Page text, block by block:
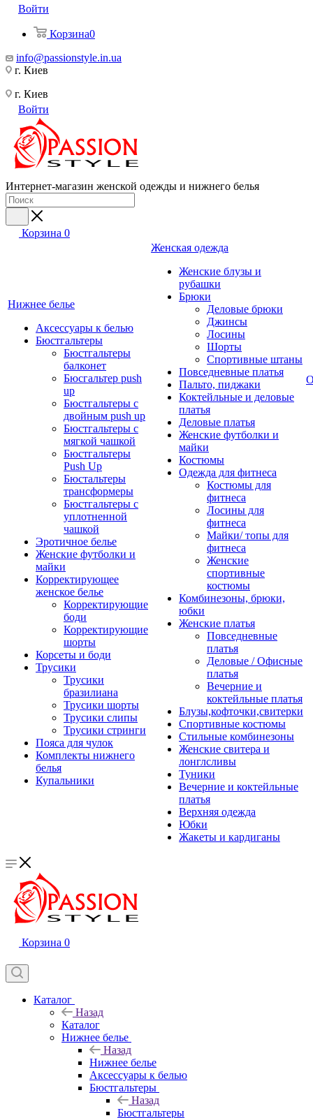
Войти
Корзина0
info@passionstyle.in.ua
г. Киев
г. Киев
Войти
Интернет-магазин женской одежды и нижнего белья
Корзина 0
Нижнее белье
Аксессуары к белью
Бюстгальтеры
Бюстгальтеры
балконет
Бюсгальтер push
up
Бюстгальтеры с
двойным push up
Бюстгальтеры с
мягкой чашкой
Бюстгальтеры
Push Up
Бюстальтеры
трансформеры
Бюстгальтеры с
уплотненной
чашкой
Эротичное белье
Женские футболки и
майки
Корректирующее
женское белье
Корректирующие
боди
Корректирующие
шорты
Корсеты и боди
Трусики
Трусики
бразилиана
Трусики шорты
Трусики слипы
Трусики стринги
Пояса для чулок
Комплекты нижнего
белья
Купальники
Женская одежда
Женские блузы и
рубашки
Брюки
Деловые брюки
Джинсы
Лосины
Шорты
Спортивные штаны
Повседневные платья
Пальто, пиджаки
Коктейльные и деловые
платья
Деловые платья
Женские футболки и
майки
Костюмы
Одежда для фитнеса
Костюмы для
фитнеса
Лосины для
фитнеса
Майки/ топы для
фитнеса
Женские
спортивные
костюмы
Комбинезоны, брюки,
юбки
Женские платья
Повседневные
платья
Деловые / Офисные
платья
Вечерние и
коктейльные платья
Блузы,кофточки,свитерки
Спортивные костюмы
Стильные комбинезоны
Женские свитера и
лонглсливы
Туники
Вечерние и коктейльные
платья
Верхняя одежда
Юбки
Жакеты и кардиганы
Корзина 0
Каталог
Назад
Каталог
Нижнее белье
Назад
Нижнее белье
Аксессуары к белью
Бюстгальтеры
Назад
Бюстгальтеры